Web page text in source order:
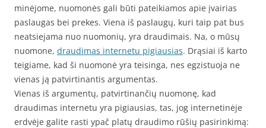
minėjome, nuomonės gali būti pateikiamos apie įvairias
paslaugas bei prekes. Viena iš paslaugų, kuri taip pat bus
neatsiejama nuo nuomonių, yra draudimais. Na, o mūsų
nuomone, draudimas internetu pigiausias. Drąsiai iš karto
teigiame, kad ši nuomonė yra teisinga, nes egzistuoja ne
vienas ją patvirtinantis argumentas.
Vienas iš argumentų, patvirtinančių nuomonę, kad
draudimas internetu yra pigiausias, tas, jog internetinėje
erdvėje galite rasti ypač platų draudimo rūšių pasirinkimą: